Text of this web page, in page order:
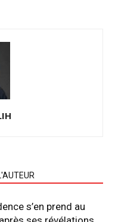
s’en prend au